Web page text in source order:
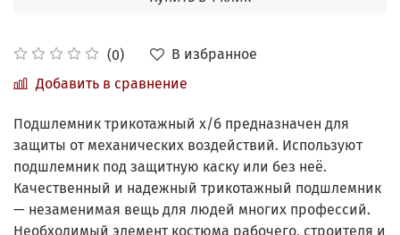
(0)
В избранное
Добавить в сравнение
Подшлемник трикотажный х/б предназначен для
защиты от механических воздействий. Используют
подшлемник под защитную каску или без неё.
Качественный и надежный трикотажный подшлемник
— незаменимая вещь для людей многих профессий.
Необходимый элемент костюма рабочего, строителя и